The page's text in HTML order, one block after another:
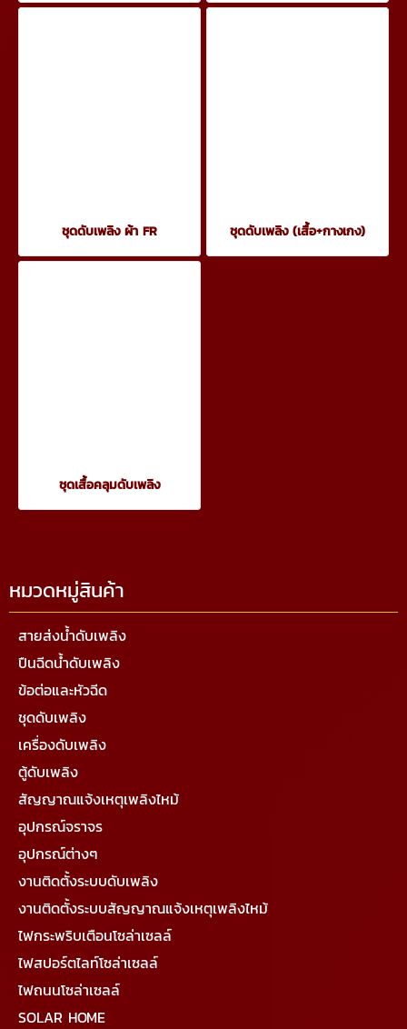
ชุดดับเพลิง ผ้า FR ชุดดับเพลิง (เสื้อ+กางเกง)
ชุดเสื้อคลุมดับเพลิง
หมวดหมู่สินค้า
สายส่งน้ำดับเพลิง
ปืนฉีดน้ำดับเพลิง
ข้อต่อและหัวฉีด
ชุดดับเพลิง
เครื่องดับเพลิง
ตู้ดับเพลิง
สัญญาณแจ้งเหตุเพลิงไหม้
อุปกรณ์จราจร
อุปกรณ์ต่างๆ
งานติดตั้งระบบดับเพลิง
งานติดตั้งระบบสัญญาณแจ้งเหตุเพลิงไหม้
ไฟกระพริบเตือนโซล่าเซลล์
ไฟสปอร์ตไลท์โซล่าเซลล์
ไฟถนนโซล่าเซลล์
SOLAR HOME